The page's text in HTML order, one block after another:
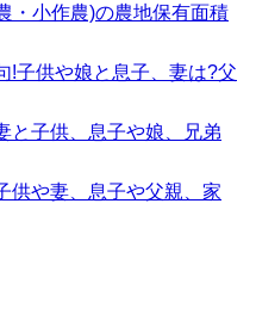
・小作農)の農地保有面積
!子供や娘と息子、妻は?父
と子供、息子や娘、兄弟
供や妻、息子や父親、家